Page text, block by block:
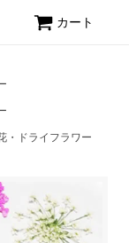
カート
・ドライフラワー